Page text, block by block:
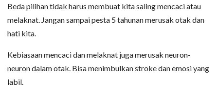
Beda pilihan tidak harus membuat kita saling mencaci atau
melaknat. Jangan sampai pesta 5 tahunan merusak otak dan
hati kita.
Kebiasaan mencaci dan melaknat juga merusak neuron-
neuron dalam otak. Bisa menimbulkan stroke dan emosi yang
labil.